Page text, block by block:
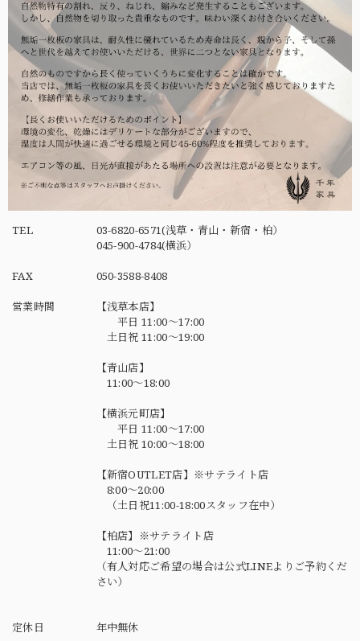
TEL
03-6820-6571(浅草・青山・新宿・柏）
045-900-4784(横浜）
FAX 050-3588-8408
営業時間
【浅草本店】
平日 11:00～17:00
土日祝 11:00～19:00
【青山店】
11:00～18:00
【横浜元町店】
平日 11:00～17:00
土日祝 10:00～18:00
【新宿OUTLET店】※サテライト店
8:00～20:00
（土日祝11:00-18:00スタッフ在中）
【柏店】※サテライト店
11:00～21:00
（有人対応ご希望の場合は公式LINEよりご予約くだ
さい）
定休日 年中無休